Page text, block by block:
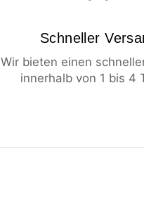
Schneller
Wir bieten einen
innerhalb von 1 bis 4